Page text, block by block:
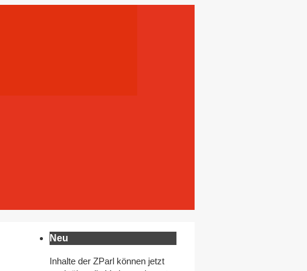
Neu
Inhalte der ZParl können jetzt